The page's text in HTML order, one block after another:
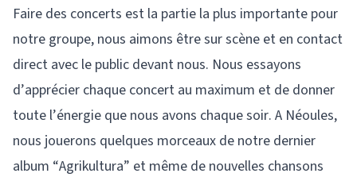
Faire des concerts est la partie la plus importante pour
notre groupe, nous aimons être sur scène et en contact
direct avec le public devant nous. Nous essayons
d’apprécier chaque concert au maximum et de donner
toute l’énergie que nous avons chaque soir. A Néoules,
nous jouerons quelques morceaux de notre dernier
album “Agrikultura” et même de nouvelles chansons